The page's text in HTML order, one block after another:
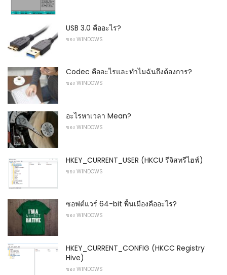
USB 3.0 คืออะไร?
ของ WINDOWS
Codec คืออะไรและทำไมฉันถึงต้องการ?
ของ WINDOWS
อะไรหาเวลา Mean?
ของ WINDOWS
HKEY_CURRENT_USER (HKCU รีจิสทรีไฮฟ์)
ของ WINDOWS
ซอฟต์แวร์ 64-bit พื้นเมืองคืออะไร?
ของ WINDOWS
HKEY_CURRENT_CONFIG (HKCC Registry
Hive)
ของ WINDOWS